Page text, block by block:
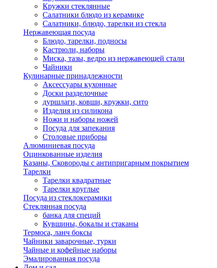
Кружки стеклянные
Салатники блюдо из керамике
Салатники, блюдо, тарелки из стекла
Нержавеющая посуда
Блюдо, тарелки, подносы
Кастрюли, наборы
Миска, тазы, ведро из нержавеющей стали
Чайники
Кулинарные принадлежности
Аксессуары кухонные
Доски разделочные
дуршлаги, ковши, кружки, сито
Изделия из силикона
Ножи и наборы ножей
Посуда для запекания
Столовые приборы
Алюминиевая посуда
Оцинкованные изделия
Казаны, Сковороды с антипригарным покрытием
Тарелки
Тарелки квадратные
Тарелки круглые
Посуда из стеклокерамики
Стеклянная посуда
банка для специй
Кувшины, бокалы и стаканы
Термоса, ланч боксы
Чайники заварочные, турки
Чайные и кофейные наборы
Эмалированная посуда